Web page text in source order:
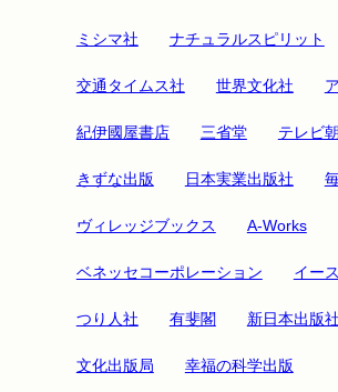
ミシマ社 ナチュラルスピリット
交通タイムス社 世界文化社
紀伊國屋書店 三省堂 テレビ
きずな出版 日本実業出版社
ヴィレッジブックス A-Works
ベネッセコーポレーション イー
つり人社 有斐閣 新日本出版社
文化出版局 幸福の科学出版